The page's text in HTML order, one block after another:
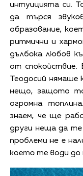
интуицията си.
да търся
образование,
ритмични и
дълбока любов
от спокойствие.
Теодосий нямаше
нещо, защото
огромна
знаем, че ще
други неща да
проблеми не е
което те води до